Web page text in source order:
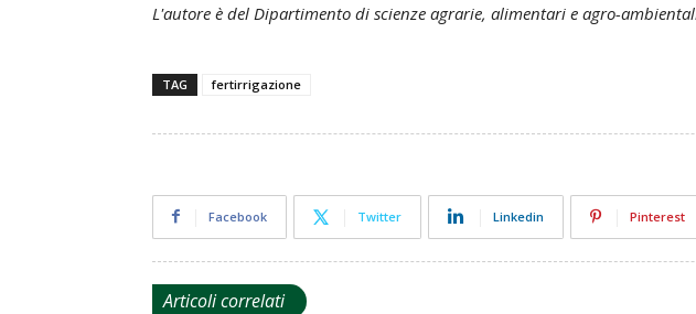
L'autore è del Dipartimento di scienze agrarie, alimentari e agro-
TAG fertirrigazione
Facebook Twitter Linkedin Pinterest
Articoli correlati